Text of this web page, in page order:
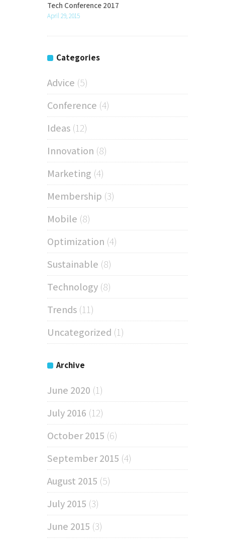
Tech Conference 2017
April 29, 2015
Categories
Advice (5)
Conference (4)
Ideas (12)
Innovation (8)
Marketing (4)
Membership (3)
Mobile (8)
Optimization (4)
Sustainable (8)
Technology (8)
Trends (11)
Uncategorized (1)
Archive
June 2020 (1)
July 2016 (12)
October 2015 (6)
September 2015 (4)
August 2015 (5)
July 2015 (3)
June 2015 (3)